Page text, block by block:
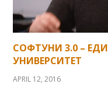
СОФТУНИ 3.0 –
УНИВЕРСИТЕТ
APRIL 12, 2016